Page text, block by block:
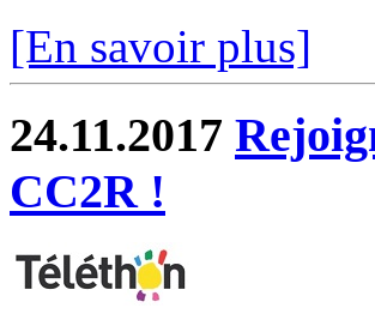
[En savoir plus]
24.11.2017
CC2R !